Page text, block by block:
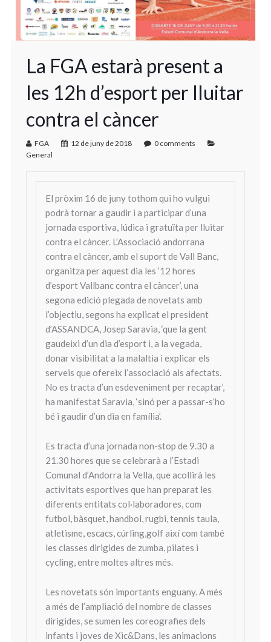
La FGA estarà present a
les 12h d’esport per lluitar
contra el càncer
FGA 12 de juny de 2018
0 comments
General
El pròxim 16 de juny tothom qui ho vulgui
podrà tornar a gaudir i a participar d’una
jornada esportiva, lúdica i gratuïta per lluitar
contra el càncer. L’Associació andorrana
contra el càncer, amb el suport de Vall Banc,
organitza per aquest dia les ’12 hores
d’esport Vallbanc contra el càncer’, una
segona edició plegada de novetats amb
l’objectiu, segons ha explicat el president
d’ASSANDCA, Josep Saravia, ‘que la gent
gaudeixi d’un dia d’esport i, a la vegada,
donar visibilitat a la malaltia i explicar els
serveis que ofereix l’associació als afectats.
No es tracta d’un esdeveniment per recaptar’,
ha manifestat Saravia, ‘sinó per a passar-s’ho
bé i gaudir d’un dia en família’.
Es tracta d’una jornada non-stop de 9.30 a
21.30 hores que se celebrarà a l’Estadi
Comunal d’Andorra la Vella, que acollirà les
activitats esportives que han preparat les
diferents entitats col·laboradores, com
futbol, bàsquet, handbol, rugbi, tennis taula,
atletisme, escacs, cúrling,golf així com també
les classes dirigides de zumba, pilates i
cycling, entre moltes altres més.
Les novetats són importants enguany. A més
a més de l’ampliació del nombre de classes
dirigides, se sumen les coreografies dels
infants i joves de Xic&Dans, les animacions